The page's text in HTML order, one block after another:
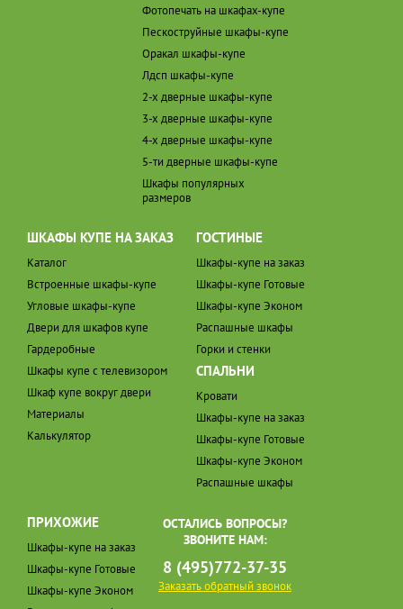
Фотопечать на шкафах-купе
Пескоструйные шкафы-купе
Оракал шкафы-купе
Лдсп шкафы-купе
2-х дверные шкафы-купе
3-х дверные шкафы-купе
4-х дверные шкафы-купе
5-ти дверные шкафы-купе
Шкафы популярных
размеров
ШКАФЫ КУПЕ НА ЗАКАЗ
Каталог
Встроенные шкафы-купе
Угловые шкафы-купе
Двери для шкафов купе
Гардеробные
Шкафы купе с телевизором
Шкаф купе вокруг двери
Материалы
Калькулятор
ГОСТИНЫЕ
Шкафы-купе на заказ
Шкафы-купе Готовые
Шкафы-купе Эконом
Распашные шкафы
Горки и стенки
СПАЛЬНИ
Кровати
Шкафы-купе на заказ
Шкафы-купе Готовые
Шкафы-купе Эконом
Распашные шкафы
ПРИХОЖИЕ
Шкафы-купе на заказ
Шкафы-купе Готовые
Шкафы-купе Эконом
ОСТАЛИСЬ ВОПРОСЫ?
ЗВОНИТЕ НАМ:
8 (495)772-37-35
Заказать обратный звонок